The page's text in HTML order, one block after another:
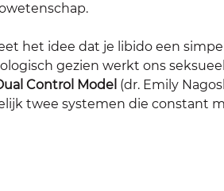
het idee dat je libido een
gezien werkt ons
Control Model (dr. Emily
twee systemen die constant